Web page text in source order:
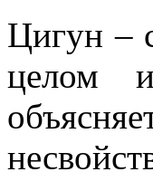
Цигун –
целом